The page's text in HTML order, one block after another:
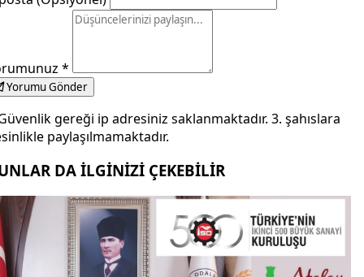
*
Yorumu Gönder
gereği ip adresiniz saklanmaktadır. 3. şahıslara
paylaşılmamaktadır.
DA İLGİNİZİ ÇEKEBİLİR